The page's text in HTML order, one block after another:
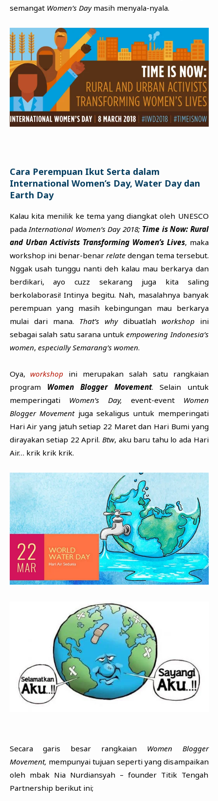
semangat Women’s Daymasih menyala-nyala.
Cara Perempuan Ikut Serta dalam
International Women’s Day, Water Day dan
Earth Day
Kalau kita menilik ke tema yang diangkat oleh UNESCO
pada International Women’s Day 2018; Time is Now: Rural
and Urban Activists Transforming Women’s Lives, maka
workshop ini benar-benar relate dengan tema tersebut.
Nggak usah tunggu nanti deh kalau mau berkarya dan
berdikari, ayo cuzz sekarang juga kita saling
berkolaborasi! Intinya begitu. Nah, masalahnya banyak
perempuan yang masih kebingungan mau berkarya
mulai dari mana. That’s why dibuatlah workshop ini
sebagai salah satu sarana untuk empowering Indonesia’s
women, especially Semarang’s women.
Oya,workshop ini merupakan salah satu rangkaian
program Women Blogger Movement. Selain untuk
memperingati Women’s Day, event-event Women
Blogger Movementjuga sekaligus untuk memperingati
Hari Air yang jatuh setiap 22 Maret dan Hari Bumi yang
dirayakan setiap 22 April. Btw, aku baru tahu lo ada Hari
Air… krik krik krik.
Secara garis besar rangkaian Women Blogger
Movement, mempunyai tujuan seperti yang disampaikan
oleh mbak Nia Nurdiansyah – founder Titik Tengah
Partnership berikut ini;